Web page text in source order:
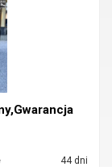
44 dni